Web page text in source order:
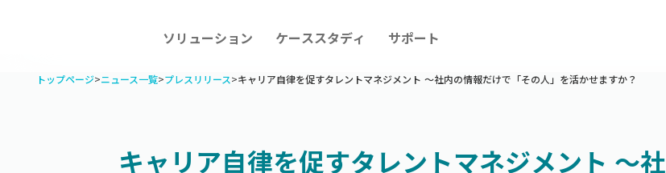
ソリューション ケーススタディ サポート
トップページ>ニュース一覧>プレスリリース>キャリア自律を促すタレントマネジメント ～社内の情報だけで「その人」を活かせますか？
キャリア自律を促すタレントマネジメント ～社